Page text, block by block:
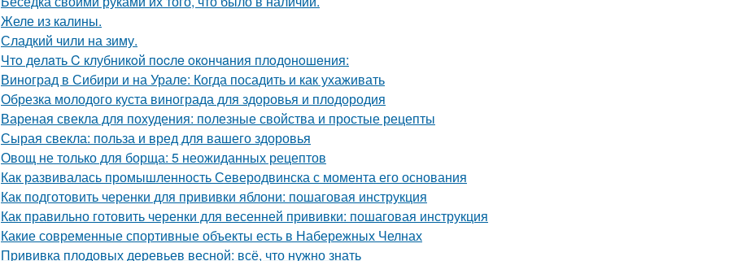
Желе из калины.
Сладкий чили на зиму.
Чтo дeлaть C клубникoй пocлe oкoнчaния плoдoнoшeния:
Виноград в Сибири и на Урале: Когда посадить и как ухаживать
Обрезка молодого куста винограда для здоровья и плодородия
Вареная свекла для похудения: полезные свойства и простые рецепты
Сырая свекла: польза и вред для вашего здоровья
Овощ не только для борща: 5 неожиданных рецептов
Как развивалась промышленность Северодвинска с момента его основания
Как подготовить черенки для прививки яблони: пошаговая инструкция
Как правильно готовить черенки для весенней прививки: пошаговая инструкция
Какие современные спортивные объекты есть в Набережных Челнах
Прививка плодовых деревьев весной: всё, что нужно знать